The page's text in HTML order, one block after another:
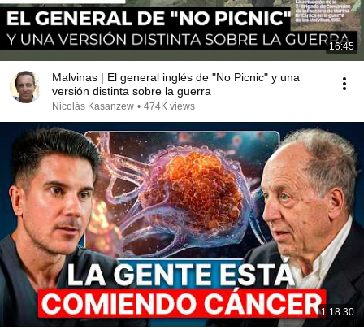
16:45
Malvinas | El general inglés de "No Picnic" y una
versión distinta sobre la guerra
Nicolás Kasanzew • 474K views
1:18:30